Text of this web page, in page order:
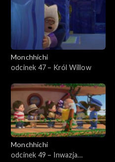
Monchhichi
odcinek 47 – Król Willow
Monchhichi
odcinek 49 – Inwazja